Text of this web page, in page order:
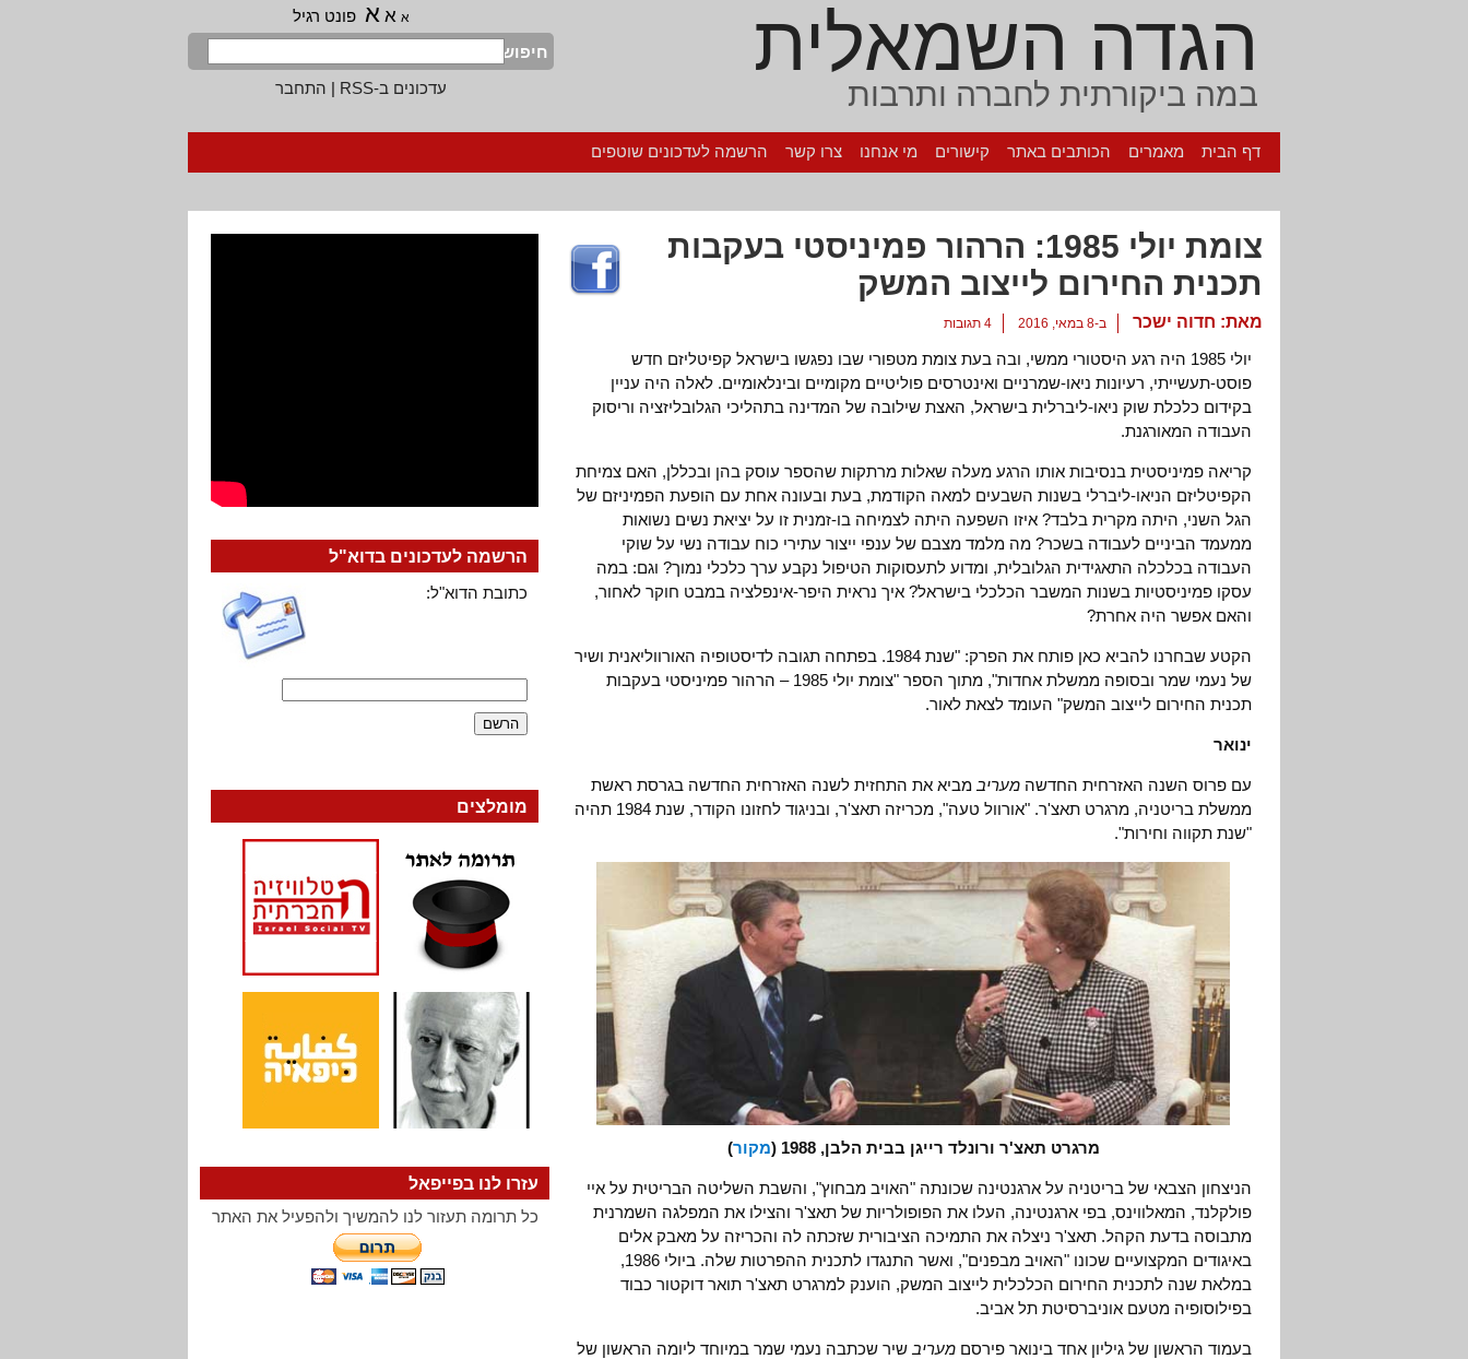
הגדה השמאלית
במה ביקורתית לחברה ותרבות
א א א פונט רגיל
חיפוש
עדכונים ב-RSS
| התחבר
דף הבית מאמרים הכותבים באתר קישורים מי אנחנו צרו קשר הרשמה לעדכונים שוטפים
צומת יולי 1985: הרהור פמיניסטי בעקבות
תכנית החירום לייצוב המשק
מאת: חדוה ישכר ב-8 במאי, 2016 4 תגובות
יולי 1985 היה רגע היסטורי ממשי, ובה בעת צומת מטפורי שבו נפגשו בישראל קפיטליזם חדש
פוסט-תעשייתי, רעיונות ניאו-שמרניים ואינטרסים פוליטיים מקומיים ובינלאומיים. לאלה היה עניין
בקידום כלכלת שוק ניאו-ליברלית בישראל, האצת שילובה של המדינה בתהליכי הגלובליזציה וריסוק
העבודה המאורגנת.
קריאה פמיניסטית בנסיבות אותו הרגע מעלה שאלות מרתקות שהספר עוסק בהן ובכללן, האם צמיחת
הקפיטליזם הניאו-ליברלי בשנות השבעים למאה הקודמת, בעת ובעונה אחת עם הופעת הפמיניזם של
הגל השני, היתה מקרית בלבד? איזו השפעה היתה לצמיחה בו-זמנית זו על יציאת נשים נשואות
ממעמד הביניים לעבודה בשכר? מה מלמד מצבם של ענפי ייצור עתירי כוח עבודה נשי על שוקי
העבודה בכלכלה התאגידית הגלובלית, ומדוע לתעסוקות הטיפול נקבע ערך כלכלי נמוך? וגם: במה
עסקו פמיניסטיות בשנות המשבר הכלכלי בישראל? איך נראית היפר-אינפלציה במבט חוקר לאחור,
והאם אפשר היה אחרת?
הקטע שבחרנו להביא כאן פותח את הפרק: "שנת 1984. בפתחה תגובה לדיסטופיה האורווליאנית ושיר
של נעמי שמר ובסופה ממשלת אחדות", מתוך הספר "צומת יולי 1985 – הרהור פמיניסטי בעקבות
תכנית החירום לייצוב המשק" העומד לצאת לאור.
ינואר
עם פרוס השנה האזרחית החדשה מעריב מביא את התחזית לשנה האזרחית החדשה בגרסת ראשת
ממשלת בריטניה, מרגרט תאצ'ר. "אורוול טעה", מכריזה תאצ'ר, ובניגוד לחזונו הקודר, שנת 1984 תהיה
"שנת תקווה וחירות".
מרגרט תאצ'ר ורונלד רייגן בבית הלבן, 1988 ( מקור)
הניצחון הצבאי של בריטניה על ארגנטינה שכונתה "האויב מבחוץ", והשבת השליטה הבריטית על איי
פולקלנד, המאלווינס, בפי ארגנטינה, העלו את הפופולריות של תאצ'ר והצילו את המפלגה השמרנית
מתבוסה בדעת הקהל. תאצ'ר ניצלה את התמיכה הציבורית שזכתה לה והכריזה על מאבק אלים
באיגודים המקצועיים שכונו "האויב מבפנים", ואשר התנגדו לתכנית ההפרטות שלה. ביולי 1986,
במלאת שנה לתכנית החירום הכלכלית לייצוב המשק, הוענק למרגרט תאצ'ר תואר דוקטור כבוד
בפילוסופיה מטעם אוניברסיטת תל אביב.
בעמוד הראשון של גיליון אחד בינואר פירסם מעריב שיר שכתבה נעמי שמר במיוחד ליומה הראשון של
הרשמה לעדכונים בדוא"ל
כתובת הדוא"ל:
מומלצים
עזרו לנו בפייפאל
כל תרומה תעזור לנו להמשיך ולהפעיל את האתר